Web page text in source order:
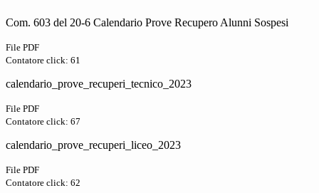
Com. 603 del 20-6 Calendario Prove Recupero Alunni Sospesi
File PDF
Contatore click: 61
calendario_prove_recuperi_tecnico_2023
File PDF
Contatore click: 67
calendario_prove_recuperi_liceo_2023
File PDF
Contatore click: 62